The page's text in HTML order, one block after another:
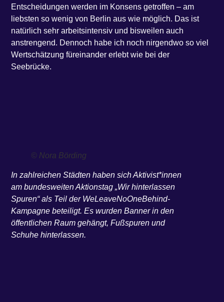
Entscheidungen werden im Konsens getroffen – am
liebsten so wenig von Berlin aus wie möglich. Das ist
natürlich sehr arbeitsintensiv und bisweilen auch
anstrengend. Dennoch habe ich noch nirgendwo so viel
Wertschätzung füreinander erlebt wie bei der
Seebrücke.
© Nora Börding
In zahlreichen Städten haben sich Aktivist*innen
am bundesweiten Aktionstag „Wir hinterlassen
Spuren“ als Teil der WeLeaveNoOneBehind-
Kampagne beteiligt. Es wurden Banner in den
öffentlichen Raum gehängt, Fußspuren und
Schuhe hinterlassen.